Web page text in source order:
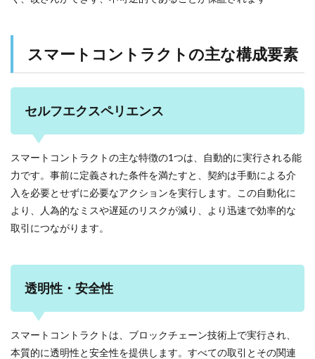
スマートコントラクトの主な構成要素
セルフエクスペリエンス
スマートコントラクトの主な特徴の1つは、自動的に実行される能
力です。事前に定義された条件を満たすと、契約は手動による介
入を必要とせずに必要なアクションを実行します。この自動化に
より、人為的なミスや遅延のリスクが減り、より迅速で効率的な
取引につながります。
透明性・安全性
スマートコントラクトは、ブロックチェーン技術上で実行され、
本質的に透明性と安全性を提供します。すべての取引とその関連